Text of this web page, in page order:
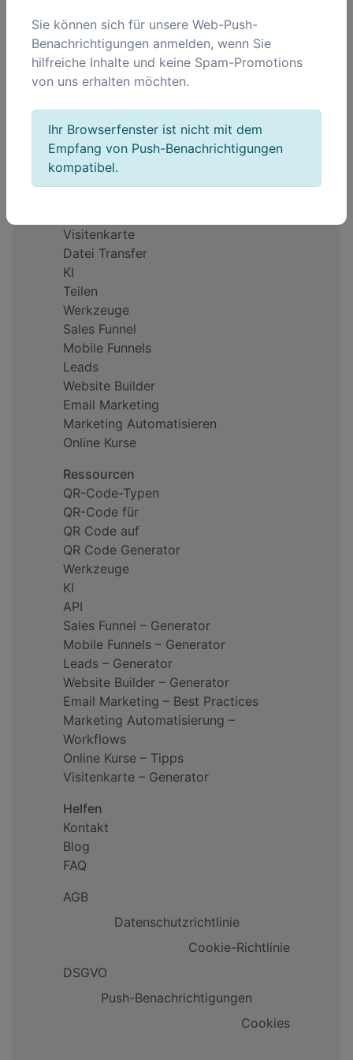
Unternehmen
Über uns
Impressum
Warum QREQ?
Feedback
Preise
Produkte
Visitenkarte
Datei Transfer
KI
Teilen
Werkzeuge
Sales Funnel
Mobile Funnels
Leads
Website Builder
Email Marketing
Marketing Automatisieren
Online Kurse
Ressourcen
QR-Code-Typen
QR-Code für
QR Code auf
QR Code Generator
Werkzeuge
KI
API
Sales Funnel – Generator
Mobile Funnels – Generator
Leads – Generator
Website Builder – Generator
Email Marketing – Best Practices
Marketing Automatisierung –
Workflows
Online Kurse – Tipps
Visitenkarte – Generator
Helfen
Kontakt
Blog
FAQ
AGB
Datenschutzrichtlinie
Cookie-Richtlinie
DSGVO
Push-Benachrichtigungen
Cookies
Sie können sich für unsere Web-Push-
Benachrichtigungen anmelden, wenn Sie
hilfreiche Inhalte und keine Spam-Promotions
von uns erhalten möchten.
Ihr Browserfenster ist nicht mit dem
Empfang von Push-Benachrichtigungen
kompatibel.